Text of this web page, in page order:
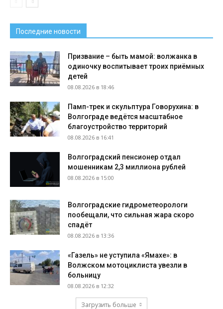
Последние новости
Призвание – быть мамой: волжанка в
одиночку воспитывает троих приёмных
детей
08.08.2026 в 18:46
Памп-трек и скульптура Говорухина: в
Волгограде ведётся масштабное
благоустройство территорий
08.08.2026 в 16:41
Волгоградский пенсионер отдал
мошенникам 2,3 миллиона рублей
08.08.2026 в 15:00
Волгоградские гидрометеорологи
пообещали, что сильная жара скоро
спадёт
08.08.2026 в 13:36
«Газель» не уступила «Ямахе»: в
Волжском мотоциклиста увезли в
больницу
08.08.2026 в 12:32
Загрузить больше